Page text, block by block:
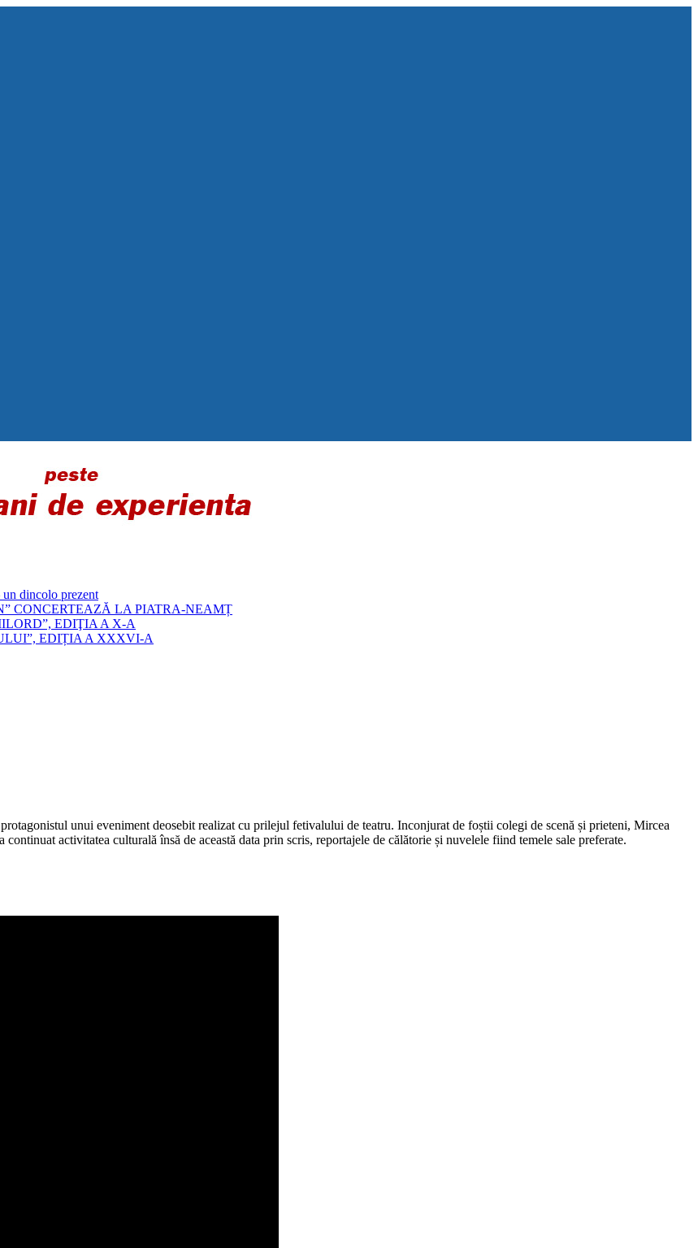
dincolo prezent
CONCERTEAZĂ LA PIATRA-NEAMȚ
EDIŢIA A X-A
EDIȚIA A XXXVI-A
unui eveniment deosebit realizat cu prilejul fetivalului de teatru. Inconjurat de foștii colegi de scenă și prieteni, Mircea
activitatea culturală însă de această data prin scris, reportajele de călătorie și nuvelele fiind temele sale preferate.